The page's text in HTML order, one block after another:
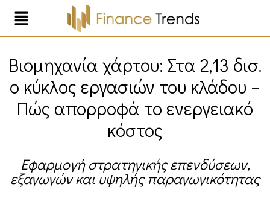
Βιομηχανία χάρτου: Στα 2,13 δισ.
ο κύκλος εργασιών του κλάδου –
Πώς απορροφά το ενεργειακό
κόστος
Εφαρμογή στρατηγικής επενδύσεων,
εξαγωγών και υψηλής παραγωγικότητας